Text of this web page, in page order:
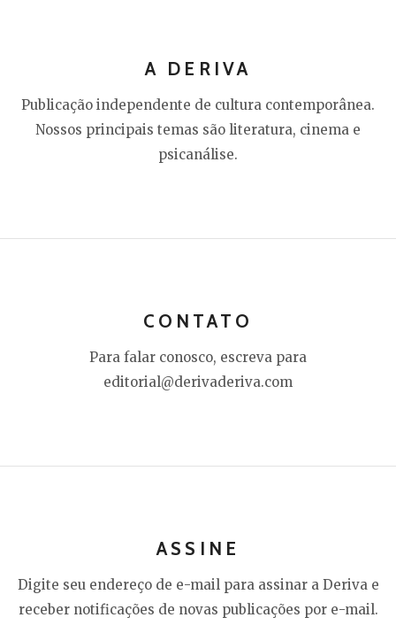
A DERIVA
Publicação independente de cultura contemporânea.
Nossos principais temas são literatura, cinema e
psicanálise.
CONTATO
Para falar conosco, escreva para
editorial@derivaderiva.com
ASSINE
Digite seu endereço de e-mail para assinar a Deriva e
receber notificações de novas publicações por e-mail.